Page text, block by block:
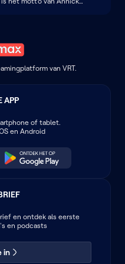
ondernemer en is
meegenomen.
Jaren vertelt ze over haar
Mary Beard, de vrouwen
van verhalen.
van VRT.
APP
of tablet.
en Android
en ontdek als eerste
en podcasts
in